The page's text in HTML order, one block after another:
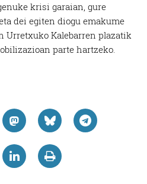
krisi garaian, gure
dei egiten diogu emakume
Urretxuko Kalebarren plazatik
parte hartzeko.